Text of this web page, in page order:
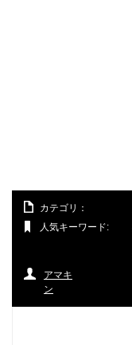
カテゴリ：
人気キーワード:
アマキ
ン